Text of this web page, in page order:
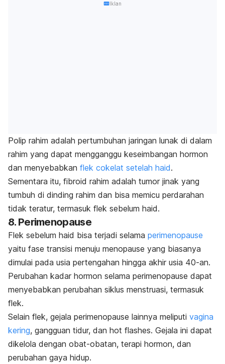
Iklan
Polip rahim adalah pertumbuhan jaringan lunak di dalam
rahim yang dapat mengganggu keseimbangan hormon
dan menyebabkan flek cokelat setelah haid.
Sementara itu, fibroid rahim adalah tumor jinak yang
tumbuh di dinding rahim dan bisa memicu perdarahan
tidak teratur, termasuk flek sebelum haid.
8. Perimenopause
Flek sebelum haid bisa terjadi selama perimenopause
yaitu fase transisi menuju menopause yang biasanya
dimulai pada usia pertengahan hingga akhir usia 40-an.
Perubahan kadar hormon selama perimenopause dapat
menyebabkan perubahan siklus menstruasi, termasuk
flek.
Selain flek, gejala perimenopause lainnya meliputi vagina
kering, gangguan tidur, dan hot flashes. Gejala ini dapat
dikelola dengan obat-obatan, terapi hormon, dan
perubahan gaya hidup.